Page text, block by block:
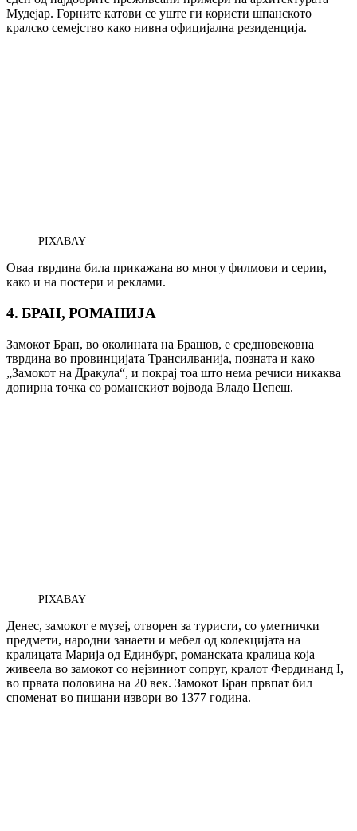
Мудејар. Горните катови се уште ги користи шпанското
кралско семејство како нивна официјална резиденција.
PIXABAY
Оваа тврдина била прикажана во многу филмови и серии,
како и на постери и реклами.
4. БРАН, РОМАНИЈА
Замокот Бран, во околината на Брашов, е средновековна
тврдина во провинцијата Трансилванија, позната и како
„Замокот на Дракула“, и покрај тоа што нема речиси никаква
допирна точка со романскиот војвода Владо Цепеш.
PIXABAY
Денес, замокот е музеј, отворен за туристи, со уметнички
предмети, народни занаети и мебел од колекцијата на
кралицата Марија од Единбург, романската кралица која
живеела во замокот со нејзиниот сопруг, кралот Фердинанд I,
во првата половина на 20 век. Замокот Бран првпат бил
споменат во пишани извори во 1377 година.